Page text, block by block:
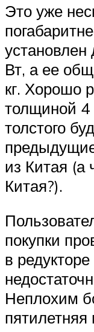
Это уже
Вт, а ее
кг. Хорошо
толщиной
толстого
из Китая (а
Китая?).
покупки
в
Неплохим
пятилетняя